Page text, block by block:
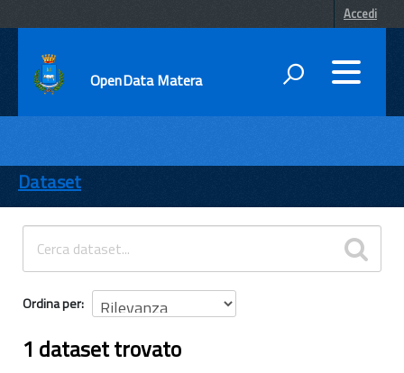
Accedi
OpenData Matera
ENTI
TEMI
INFORMAZIONI
Dataset
Ordina per
1 dataset trovato